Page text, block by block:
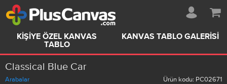
KIŞIYE ÖZEL KANVAS
TABLO
KANVAS TABLO GALERISI
Classical Blue Car
Arabalar Ürün kodu: PC02671